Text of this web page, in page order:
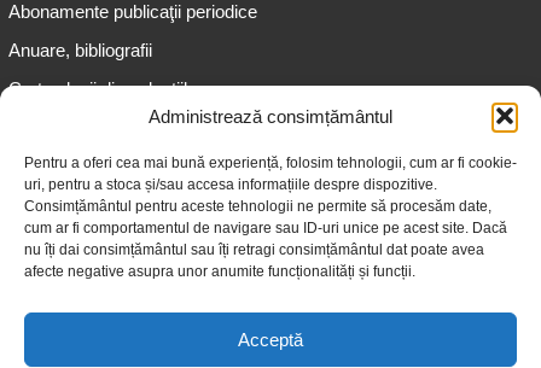
Administrează consimțământul
Pentru a oferi cea mai bună experiență, folosim tehnologii, cum ar fi cookie-
uri, pentru a stoca și/sau accesa informațiile despre dispozitive.
Consimțământul pentru aceste tehnologii ne permite să procesăm date,
cum ar fi comportamentul de navigare sau ID-uri unice pe acest site. Dacă
nu îți dai consimțământul sau îți retragi consimțământul dat poate avea
afecte negative asupra unor anumite funcționalități și funcții.
Acceptă
Abonamente publicaţii periodice
Anuare, bibliografii
Cartea lunii din colecțiile
Informații pentru adolescenți
Informații pentru adulți
Informații pentru seniori